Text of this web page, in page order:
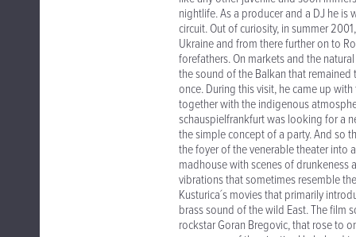
nightlife. As a producer and a DJ he
circuit. Out of curiosity, in summer
Ukraine and from there further on to
forefathers. On markets and the
the sound of the Balkan that
once. During this visit, he came up
together with the indigenous
schauspielfrankfurt was looking for a
the simple concept of a party. And so
the foyer of the venerable theater into
madhouse with scenes of
vibrations that sometimes resemble
Kusturica´s movies that primarily
brass sound of the wild East. The film
rockstar Goran Bregovic, that rose to